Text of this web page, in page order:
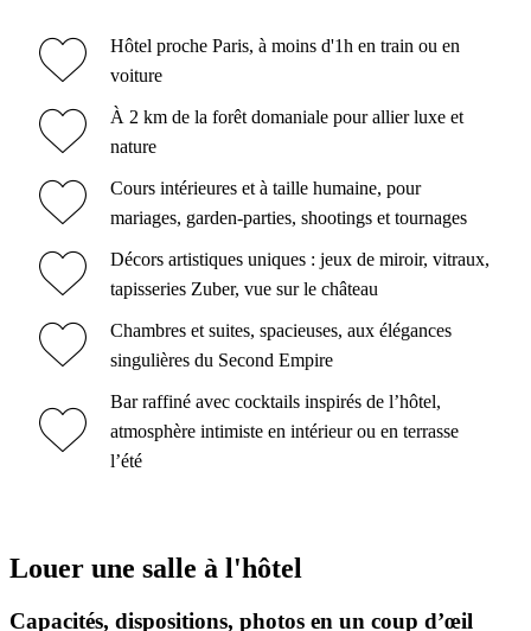
Hôtel proche Paris, à moins d'1h en train ou en
voiture
À 2 km de la forêt domaniale pour allier luxe et
nature
Cours intérieures et à taille humaine, pour
mariages, garden-parties, shootings et tournages
Décors artistiques uniques : jeux de miroir, vitraux,
tapisseries Zuber, vue sur le château
Chambres et suites, spacieuses, aux élégances
singulières du Second Empire
Bar raffiné avec cocktails inspirés de l’hôtel,
atmosphère intimiste en intérieur ou en terrasse
l’été
Louer une salle à l'hôtel
Capacités, dispositions, photos en un coup d’œil